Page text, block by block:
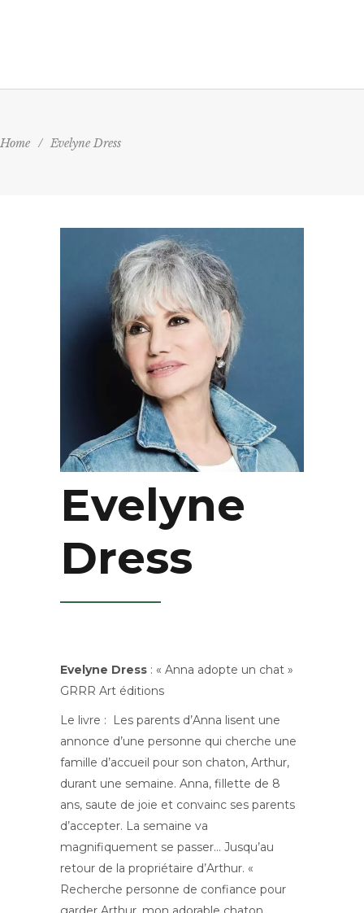
Home / Evelyne Dress
Evelyne
Dress
Evelyne Dress : « Anna adopte un chat »
GRRR Art éditions
Le livre : Les parents d’Anna lisent une
annonce d’une personne qui cherche une
famille d’accueil pour son chaton, Arthur,
durant une semaine. Anna, fillette de 8
ans, saute de joie et convainc ses parents
d’accepter. La semaine va
magnifiquement se passer… Jusqu’au
retour de la propriétaire d’Arthur. «
Recherche personne de confiance pour